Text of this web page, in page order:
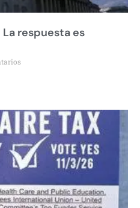
La respuesta es